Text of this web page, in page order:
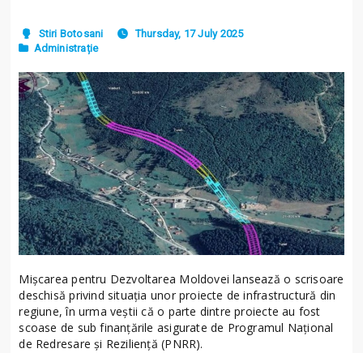
Stiri Botosani
Thursday, 17 July 2025
Administrație
Mișcarea pentru Dezvoltarea Moldovei lansează o scrisoare
deschisă privind situația unor proiecte de infrastructură din
regiune, în urma veștii că o parte dintre proiecte au fost
scoase de sub finanțările asigurate de Programul Național
de Redresare și Reziliență (PNRR).